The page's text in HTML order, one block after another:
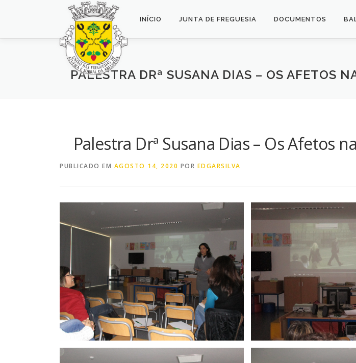
INÍCIO JUNTA DE FREGUESIA DOCUMENTOS
PALESTRA DRª SUSANA DIAS – OS AFETOS
Palestra Drª Susana Dias – Os Afetos
PUBLICADO EM AGOSTO 14, 2020 POR EDGARSILVA